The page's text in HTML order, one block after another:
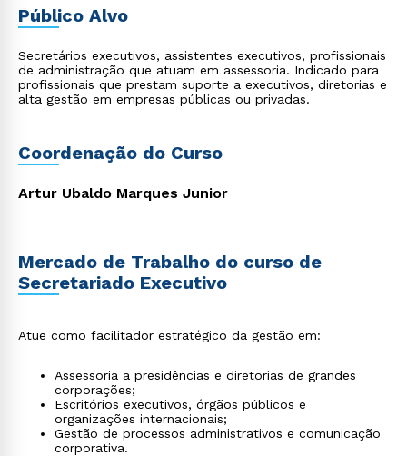
Público Alvo
Secretários executivos, assistentes executivos, profissionais
de administração que atuam em assessoria. Indicado para
profissionais que prestam suporte a executivos, diretorias e
alta gestão em empresas públicas ou privadas.
Coordenação do Curso
Artur Ubaldo Marques Junior
Mercado de Trabalho do curso de
Secretariado Executivo
Atue como facilitador estratégico da gestão em:
Assessoria a presidências e diretorias de grandes
corporações;
Escritórios executivos, órgãos públicos e
organizações internacionais;
Gestão de processos administrativos e comunicação
corporativa.